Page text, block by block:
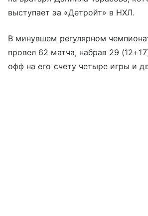
выступает за «Детройт» в НХЛ.
В минувшем регулярном
провел 62 матча, набрав 29
офф на его счету четыре игры и